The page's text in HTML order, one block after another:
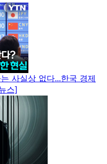
사실상 없다...한국 경제
스]